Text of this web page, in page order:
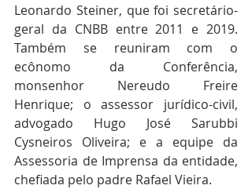
Leonardo Steiner, que foi secretário-
geral da CNBB entre 2011 e 2019.
Também se reuniram com o
ecônomo da Conferência,
monsenhor Nereudo Freire
Henrique; o assessor jurídico-civil,
advogado Hugo José Sarubbi
Cysneiros Oliveira; e a equipe da
Assessoria de Imprensa da entidade,
chefiada pelo padre Rafael Vieira.